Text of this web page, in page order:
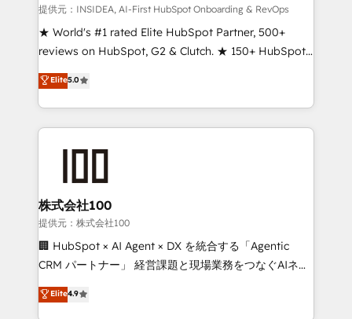
提供元：INSIDEA, AI-First HubSpot Onboarding & RevOps
★ World's #1 rated Elite HubSpot Partner, 500+
reviews on HubSpot, G2 & Clutch. ★ 150+ HubSpot
Certified Experts & Trainers across the team ★
1,500+ implementations across five continents ★ AI-
First, RevOps-led, Onboarding obsessed ★
Company of the Year 2024/25 INSIDEA helps
and build AI-powered workflows that drive adoption
from week one, in your time zone. What we do ➤
Onboarding: Live in weeks, with workflows built
around your business, not a template. ➤ Migration:
Move from any legacy CRM. Zero downtime, full data
run your revenue process. Sales, marketing, and
service wired together. ➤ AI and Integrations: Layer
Elite5.0
株式会社100
提供元：株式会社100
🏢 HubSpot × AI Agent × DX を統合する「Agentic
CRM パートナー」 経営課題と現場業務をつなぐAIネイ
ティブ・エージェンシーとして、HubSpot Eliteの実装
力で顧客フロント業務を再設計します。 💡 100inc は何
Elite4.9